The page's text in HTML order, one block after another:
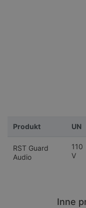
Produkt UN
RST Guard
Audio
110
V
Inne